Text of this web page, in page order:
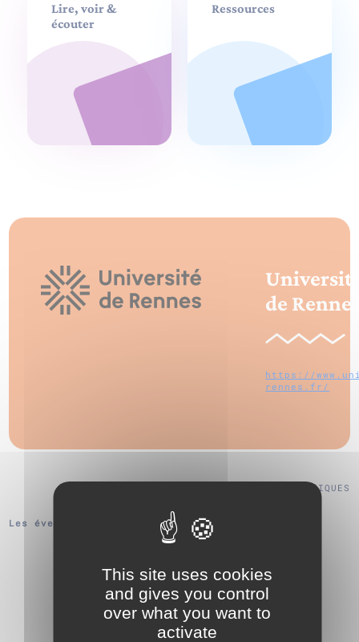
Lire, voir &
écouter
Ressources
de
https://
rennes.fr/
VOIR TOUS NOS PARTENAIRES SCIENTIFIQUES
Les évenements de Université de Rennes :
This site uses cookies
and gives you control
over what you want to
activate